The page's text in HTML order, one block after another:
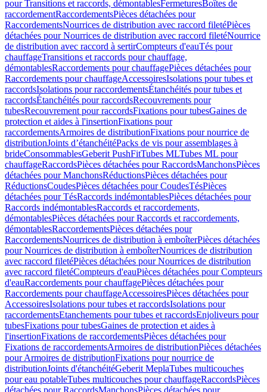
pour Transitions et raccords, démontablesFermeturesBoîtes de
raccordementRaccordementsPièces détachées pour
RaccordementsNourrices de distribution avec raccord filetéPièces
détachées pour Nourrices de distribution avec raccord filetéNourrice
de distribution avec raccord à sertirCompteurs d'eauTés pour
chauffageTransitions et raccords pour chauffage,
démontablesRaccordements pour chauffagePièces détachées pour
Raccordements pour chauffageAccessoiresIsolations pour tubes et
raccordsIsolations pour raccordementsÉtanchéités pour tubes et
raccordsÉtanchéités pour raccordsRecouvrements pour
tubesRecouvrement pour raccordsFixations pour tubesGaines de
protection et aides à l'insertionFixations pour
raccordementsArmoires de distributionFixations pour nourrice de
distributionJoints d’étanchéitéPacks de vis pour assemblages à
brideConsommablesGeberit PushFitTubes MLTubes ML pour
chauffageRaccordsPièces détachées pour RaccordsManchonsPièces
détachées pour ManchonsRéductionsPièces détachées pour
RéductionsCoudesPièces détachées pour CoudesTésPièces
détachées pour TésRaccords indémontablesPièces détachées pour
Raccords indémontablesRaccords et raccordements,
démontablesPièces détachées pour Raccords et raccordements,
démontablesRaccordementsPièces détachées pour
RaccordementsNourrices de distribution à emboîterPièces détachées
pour Nourrices de distribution à emboîterNourrices de distribution
avec raccord filetéPièces détachées pour Nourrices de distribution
avec raccord filetéCompteurs d'eauPièces détachées pour Compteurs
d'eauRaccordements pour chauffagePièces détachées pour
Raccordements pour chauffageAccessoiresPièces détachées pour
AccessoiresIsolations pour tubes et raccordsIsolations pour
raccordementsEtanchements pour tubes et raccordsEnjoliveurs pour
tubesFixations pour tubesGaines de protection et aides à
l'insertionFixations de raccordementsPièces détachées pour
Fixations de raccordementsArmoires de distributionPièces détachées
pour Armoires de distributionFixations pour nourrice de
distributionJoints d'étanchéitéGeberit MeplaTubes multicouches
pour eau potableTubes multicouches pour chauffageRaccordsPièces
détachées pour RaccordsManchonsPièces détachées pour